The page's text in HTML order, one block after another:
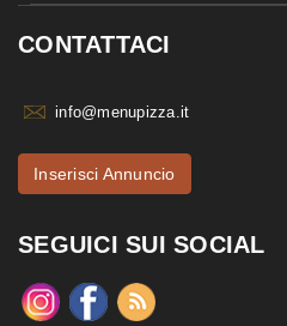
CONTATTACI
info@menupizza.it
Inserisci Annuncio
SEGUICI SUI SOCIAL